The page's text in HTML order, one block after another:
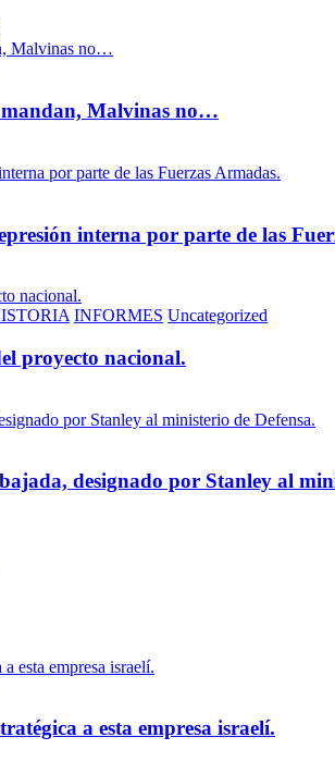
mandan, Malvinas no…
interna por parte de las
INFORMES Uncategorized
proyecto nacional.
designado por Stanley al
a esta empresa israelí.